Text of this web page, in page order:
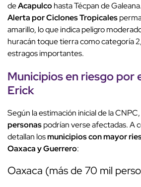
deAcapulcohasta Técpan de
Alerta por Ciclones Tropicales
amarillo, lo que indica peligro
huracán toque tierra como categoría
estragos importantes.
Municipios en riesgo por
Erick
Según la estimación inicial de la
personaspodrían verse afectadas. A
detallan losmunicipios con mayor
Oaxaca y Guerrero:
Oaxaca (más de 70 mil